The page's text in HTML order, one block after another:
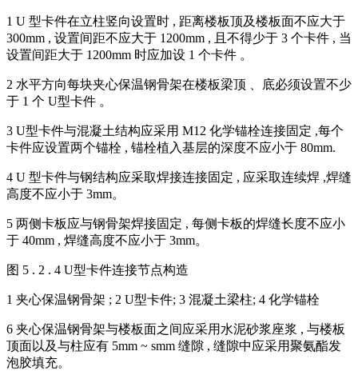
1 U 型卡件在立柱竖向设置时 , 距离楼板顶及楼板面不应大于
300mm , 设置间距不应大于 1200mm , 且不得少于 3 个卡件 , 当
设置间距大于 1200mm 时应加设 1 个卡件 。
2 水平方向每块夹心保温钢骨架在楼板梁顶 、底必须设置不少
于 1 个 U型卡件 。
3 U型卡件与混凝土结构应采用 M12 化学锚栓连接固定 ,每个
卡件应设置两个锚栓 , 锚栓植入基层的深度不应小于 80mm.
4 U 型卡件与钢结构应采取焊接连接固定 , 应采取连续焊 ,焊缝
高度不应小于 3mm。
5 两侧卡板应与钢骨架焊接固定 , 每侧卡板的焊缝长度不应小
于 40mm , 焊缝高度不应小于 3mm。
图 5 . 2 . 4 U型卡件连接节点构造
1 夹心保温钢骨架 ; 2 U型卡件; 3 混凝土梁柱; 4 化学锚栓
6 夹心保温钢骨架与楼板面之间应采用水泥砂浆座浆 , 与楼板
顶面以及与柱应有 5mm ~ smm 缝隙 , 缝隙中应采用聚氨酯发
泡胶填充。